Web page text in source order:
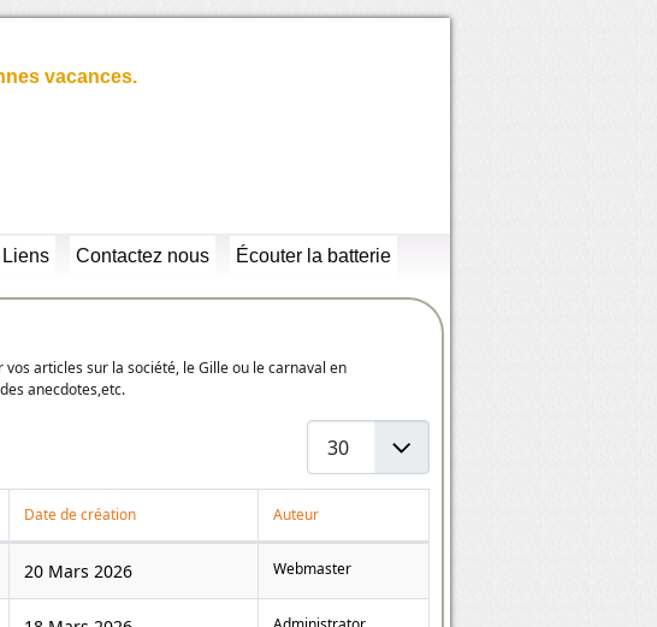
vacances.
Liens Contactez nous Écouter la batterie
articles sur la société, le Gille ou le carnaval en
anecdotes,etc.
Afficher #
Date de création Auteur
20 Mars 2026 Webmaster